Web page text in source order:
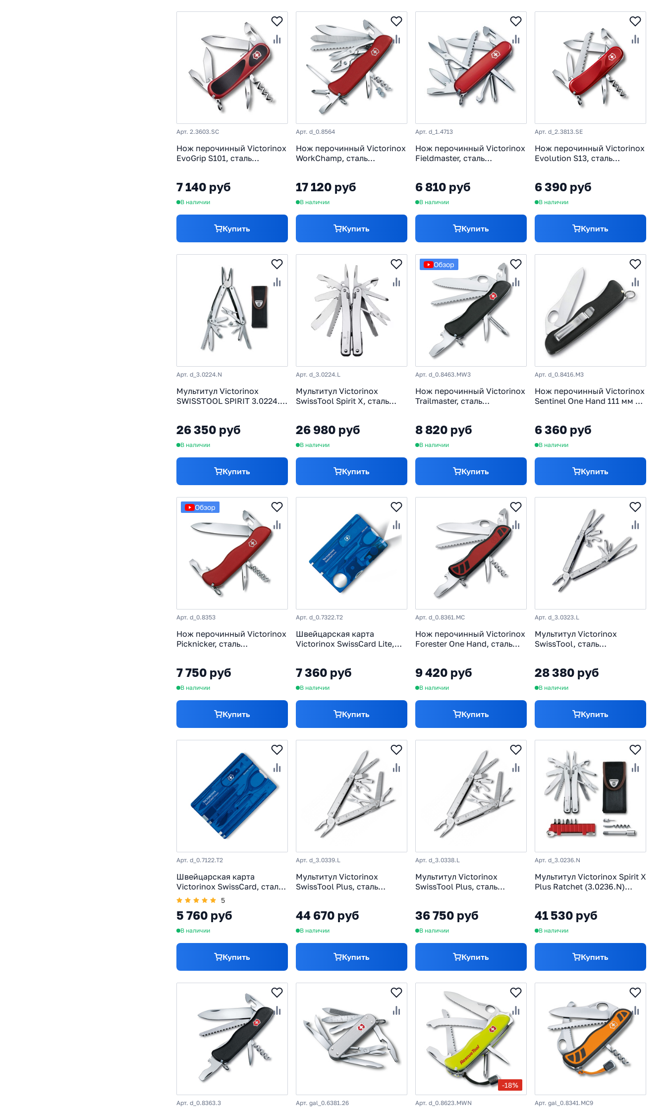
Арт. 2.3603.SC
Нож перочинный Victorinox
EvoGrip S101, сталь
чёрный
7 140 руб
В наличии
Купить
Арт. d_0.8564
Нож перочинный Victorinox
WorkChamp, сталь
17 120 руб
В наличии
Купить
Арт. d_1.4713
Нож перочинный Victorinox
Fieldmaster, сталь
функций, 91мм
6 810 руб
В наличии
Купить
Арт. d_2.3813.SE
Нож перочинный Victorinox
Evolution S13, сталь
6 390 руб
В наличии
Купить
Арт. d_3.0224.N
Мультитул Victorinox
SWISSTOOL SPIRIT 3.0224.N
26 350 руб
В наличии
Купить
Арт. d_3.0224.L
Мультитул Victorinox
SwissTool Spirit X, сталь
26 980 руб
В наличии
Купить
Обзор
Арт. d_0.8463.MW3
Нож перочинный Victorinox
Trailmaster, сталь
8 820 руб
В наличии
Купить
Арт. d_0.8416.M3
Нож перочинный Victorinox
Sentinel One Hand 111 мм с
6 360 руб
В наличии
Купить
Обзор
Арт. d_0.8353
Нож перочинный Victorinox
Picknicker, сталь
функций, 111мм
7 750 руб
В наличии
Купить
Арт. d_0.7322.T2
Швейцарская карта
Victorinox SwissCard Lite,
7 360 руб
В наличии
Купить
Арт. d_0.8361.MC
Нож перочинный Victorinox
Forester One Hand, сталь
9 420 руб
В наличии
Купить
Арт. d_3.0323.L
Мультитул Victorinox
SwissTool, сталь
чехле
28 380 руб
В наличии
Купить
Арт. d_0.7122.T2
Швейцарская карта
Victorinox SwissCard, сталь
X50CrMoV15, рукоять ABS-
Пластик, синий
5
5 760 руб
В наличии
Купить
Арт. d_3.0339.L
Мультитул Victorinox
SwissTool Plus, сталь
чехле
44 670 руб
В наличии
Купить
Арт. d_3.0338.L
Мультитул Victorinox
SwissTool Plus, сталь
36 750 руб
В наличии
Купить
Арт. d_3.0236.N
Мультитул Victorinox Spirit X
Plus Ratchet (3.0236.N)
41 530 руб
В наличии
Купить
Арт. d_0.8363.3 Арт. gal_0.6381.26
-18%
Арт. d_0.8623.MWN Арт. gal_0.8341.MC9